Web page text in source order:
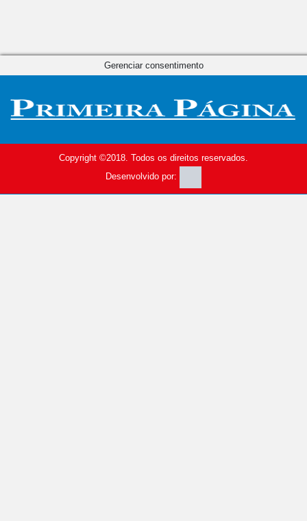
Copyright ©2018. Todos os direitos reservados.
Desenvolvido por:
Gerenciar consentimento